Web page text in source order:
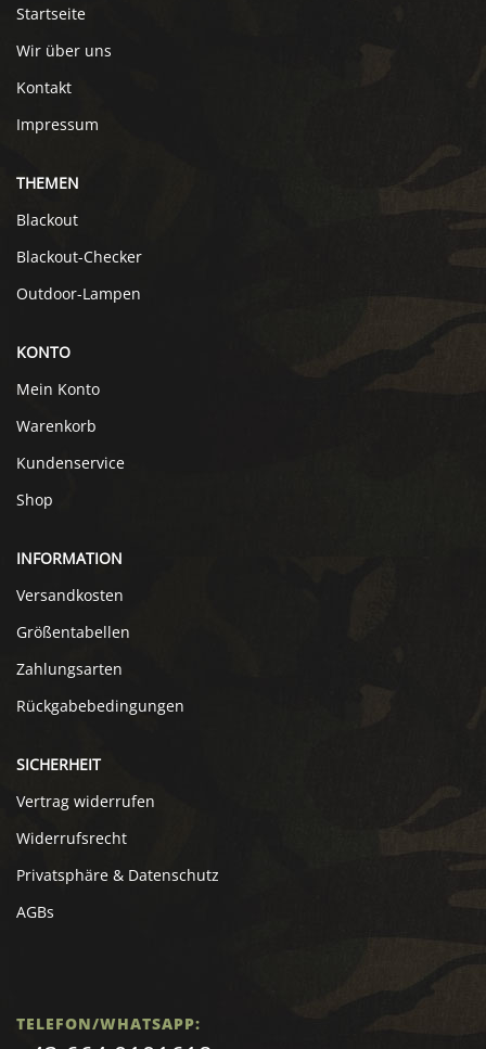
Startseite
Wir über uns
Kontakt
Impressum
THEMEN
Blackout
Blackout-Checker
Outdoor-Lampen
KONTO
Mein Konto
Warenkorb
Kundenservice
Shop
INFORMATION
Versandkosten
Größentabellen
Zahlungsarten
Rückgabebedingungen
SICHERHEIT
Vertrag widerrufen
Widerrufsrecht
Privatsphäre & Datenschutz
AGBs
TELEFON/WHATSAPP: